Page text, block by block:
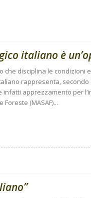
italiano è
che disciplina le condizioni
rappresenta, secondo
apprezzamento per
(MASAF)...